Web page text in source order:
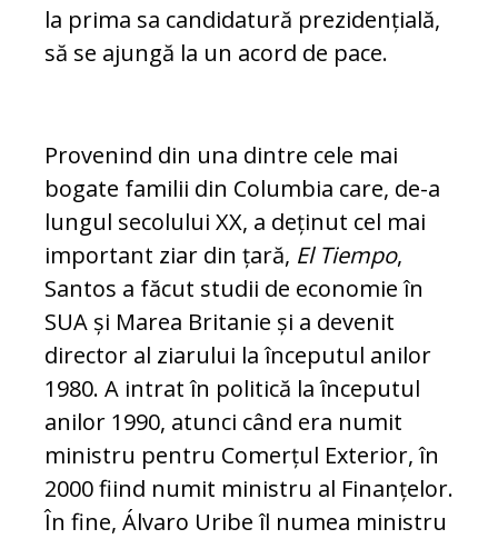
la prima sa candidatură prezidențială,
să se ajungă la un acord de pace.
Provenind din una dintre cele mai
bogate familii din Columbia care, de-a
lungul secolului XX, a deținut cel mai
important ziar din țară, El Tiempo,
Santos a făcut stu­dii de economie în
SUA și Marea Bri­ta­nie și a devenit
director al ziarului la în­ceputul anilor
1980. A intrat în politică la începutul
anilor 1990, atunci când era numit
ministru pentru Comerțul Exterior, în
2000 fiind numit ministru al Finanțelor.
În fine, Álvaro Uribe îl numea ministru